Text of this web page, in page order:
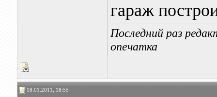
гараж
Последний раз
опечатка
18.01.2011, 18:55